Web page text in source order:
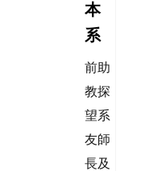
本
系
前助
教探
望系
友師
長及